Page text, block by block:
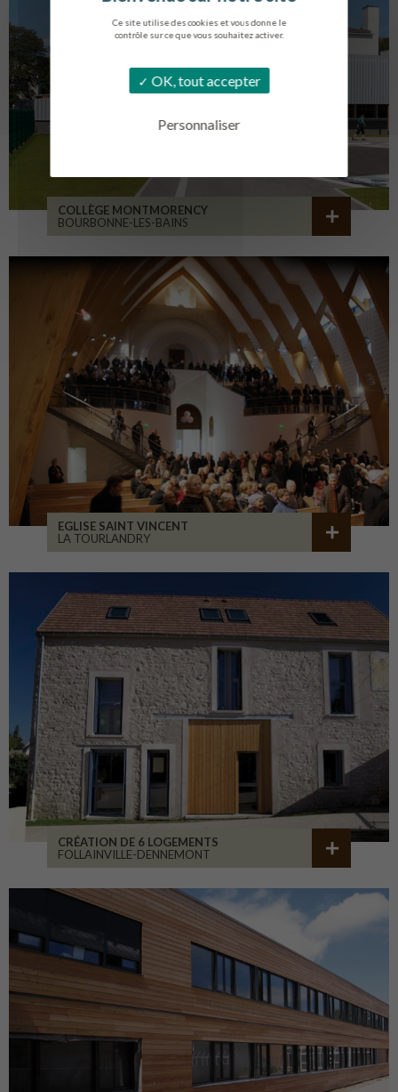
Ce site utilise des cookies et vous donne le
contrôle sur ce que vous souhaitez activer.
OK, tout accepter
Personnaliser
COLLÈGE MONTMORENCY
BOURBONNE-LES-BAINS
EGLISE SAINT VINCENT
LA TOURLANDRY
CRÉATION DE 6 LOGEMENTS
FOLLAINVILLE-DENNEMONT